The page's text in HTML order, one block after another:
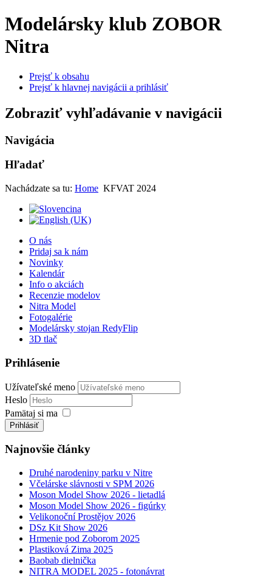
Modelársky klub ZOBOR
Nitra
Prejsť k obsahu
Prejsť k hlavnej navigácii a prihlásiť
Zobraziť vyhľadávanie v navigácii
Navigácia
Hľadať
Nachádzate sa tu: Home KFVAT 2024
O nás
Pridaj sa k nám
Novinky
Kalendár
Info o akciách
Recenzie modelov
Nitra Model
Fotogalérie
Modelársky stojan RedyFlip
3D tlač
Prihlásenie
Užívateľské meno
Heslo
Pamätaj si ma
Prihlásiť
Najnovšie články
Druhé narodeniny parku v Nitre
Včelárske slávnosti v SPM 2026
Moson Model Show 2026 - lietadlá
Moson Model Show 2026 - figúrky
Velikonoční Prostějov 2026
DSz Kit Show 2026
Hrmenie pod Zoborom 2025
Plastiková Zima 2025
Baobab dielnička
NITRA MODEL 2025 - fotonávrat